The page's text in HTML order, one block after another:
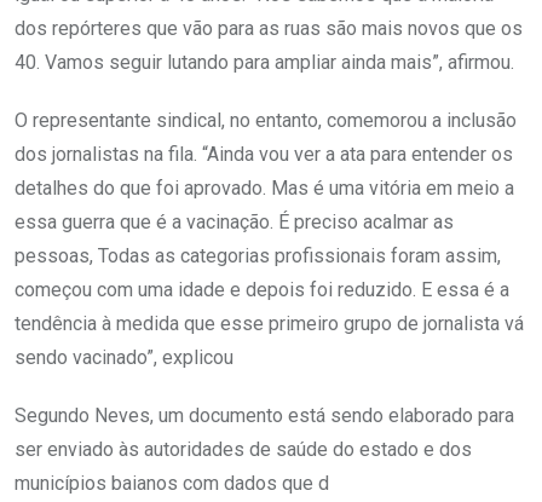
dos repórteres que vão para as ruas são mais novos que os
40. Vamos seguir lutando para ampliar ainda mais”, afirmou.
O representante sindical, no entanto, comemorou a inclusão
dos jornalistas na fila. “Ainda vou ver a ata para entender os
detalhes do que foi aprovado. Mas é uma vitória em meio a
essa guerra que é a vacinação. É preciso acalmar as
pessoas, Todas as categorias profissionais foram assim,
começou com uma idade e depois foi reduzido. E essa é a
tendência à medida que esse primeiro grupo de jornalista vá
sendo vacinado”, explicou
Segundo Neves, um documento está sendo elaborado para
ser enviado às autoridades de saúde do estado e dos
municípios baianos com dados que d